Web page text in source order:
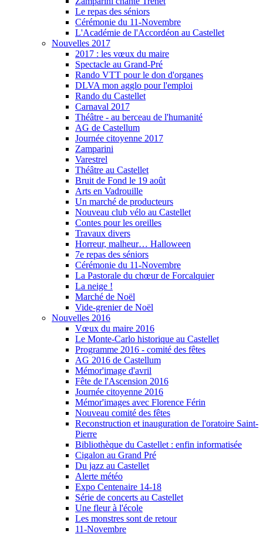
Le repas des séniors
Cérémonie du 11-Novembre
L'Académie de l'Accordéon au Castellet
Nouvelles 2017
2017 : les vœux du maire
Spectacle au Grand-Pré
Rando VTT pour le don d'organes
DLVA mon agglo pour l'emploi
Rando du Castellet
Carnaval 2017
Théâtre - au berceau de l'humanité
AG de Castellum
Journée citoyenne 2017
Zamparini
Varestrel
Théâtre au Castellet
Bruit de Fond le 19 août
Arts en Vadrouille
Un marché de producteurs
Nouveau club vélo au Castellet
Contes pour les oreilles
Travaux divers
Horreur, malheur… Halloween
7e repas des séniors
Cérémonie du 11-Novembre
La Pastorale du chœur de Forcalquier
La neige !
Marché de Noël
Vide-grenier de Noël
Nouvelles 2016
Vœux du maire 2016
Le Monte-Carlo historique au Castellet
Programme 2016 - comité des fêtes
AG 2016 de Castellum
Mémor'image d'avril
Fête de l'Ascension 2016
Journée citoyenne 2016
Mémor'images avec Florence Férin
Nouveau comité des fêtes
Reconstruction et inauguration de l'oratoire Saint-
Pierre
Bibliothèque du Castellet : enfin informatisée
Cigalon au Grand Pré
Du jazz au Castellet
Alerte météo
Expo Centenaire 14-18
Série de concerts au Castellet
Une fleur à l'école
Les monstres sont de retour
11-Novembre